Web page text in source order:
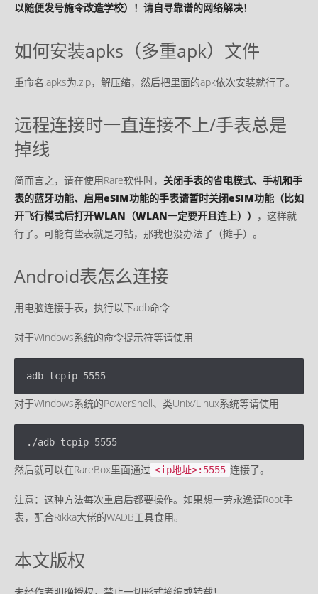
以随便发号施令改造学校）！请自寻靠谱的网络解决！
如何安装apks（多重apk）文件
重命名.apks为.zip，解压缩，然后把里面的apk依次安装就行了。
远程连接时一直连接不上/手表总是
掉线
简而言之，请在使用Rare软件时， 关闭手表的省电模式、手机和手
表的蓝牙功能、启用eSIM功能的手表请暂时关闭eSIM功能（比如
开飞行模式后打开WLAN（WLAN一定要开且连上）） ，这样就
行了。可能有些表就是刁钻，那我也没办法了（摊手）。
Android表怎么连接
用电脑连接手表，执行以下adb命令
对于Windows系统的命令提示符等请使用
对于Windows系统的PowerShell、类Unix/Linux系统等请使用
然后就可以在RareBox里面通过 <ip地址>:5555 连接了。
注意：这种方法每次重启后都要操作。如果想一劳永逸请Root手
表，配合Rikka大佬的WADB工具食用。
本文版权